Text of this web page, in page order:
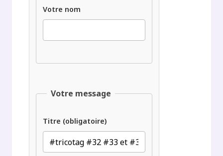
Votre nom
Votre message
Titre (obligatoire)